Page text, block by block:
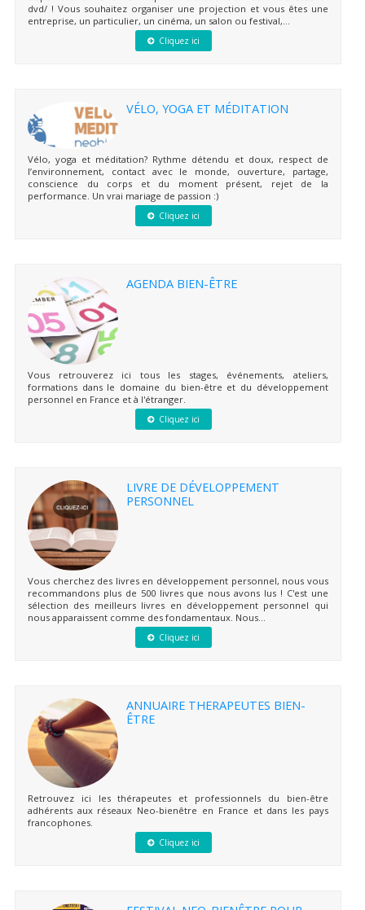
dvd/ ! Vous souhaitez organiser une projection et vous êtes une
entreprise, un particulier, un cinéma, un salon ou festival,...
Cliquez ici
VÉLO, YOGA ET MÉDITATION
Vélo, yoga et méditation? Rythme détendu et doux, respect de
l’environnement, contact avec le monde, ouverture, partage,
conscience du corps et du moment présent, rejet de la
performance. Un vrai mariage de passion :)
Cliquez ici
AGENDA BIEN-ÊTRE
Vous retrouverez ici tous les stages, événements, ateliers,
formations dans le domaine du bien-être et du développement
personnel en France et à l'étranger.
Cliquez ici
LIVRE DE DÉVELOPPEMENT
PERSONNEL
Vous cherchez des livres en développement personnel, nous vous
recommandons plus de 500 livres que nous avons lus ! C'est une
sélection des meilleurs livres en développement personnel qui
nous apparaissent comme des fondamentaux. Nous...
Cliquez ici
ANNUAIRE THERAPEUTES BIEN-
ÊTRE
Retrouvez ici les thérapeutes et professionnels du bien-être
adhérents aux réseaux Neo-bienêtre en France et dans les pays
francophones.
Cliquez ici